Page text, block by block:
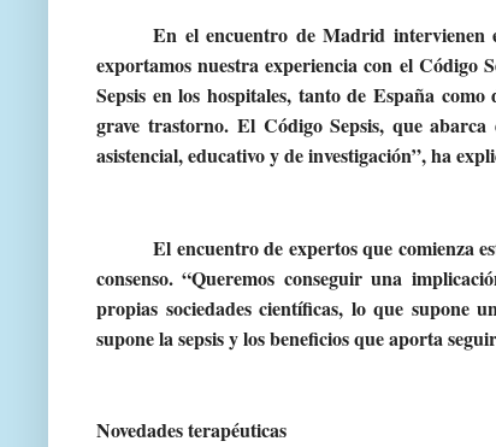
En el encuentro de Madrid intervienen
exportamos nuestra experiencia con el Código
Sepsis en los hospitales, tanto de España
grave trastorno. El Código Sepsis, que
asistencial, educativo y de investigación”, ha
El encuentro de expertos que comienza
consenso. “Queremos conseguir una
propias sociedades científicas, lo que supone
supone la sepsis y los beneficios que aporta
Novedades terapéuticas